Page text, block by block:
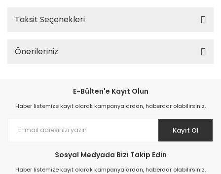
Taksit Seçenekleri
Önerileriniz
E-Bülten'e Kayıt Olun
Haber listemize kayıt olarak kampanyalardan, haberdar olabilirsiniz.
Kayıt Ol
Sosyal Medyada Bizi Takip Edin
Haber listemize kayıt olarak kampanyalardan, haberdar olabilirsiniz.